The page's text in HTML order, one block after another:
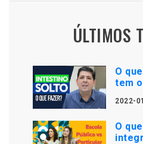
ÚLTIMOS
O
tem
2022-
O